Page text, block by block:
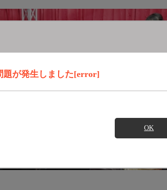
題が発生しました[error]
OK